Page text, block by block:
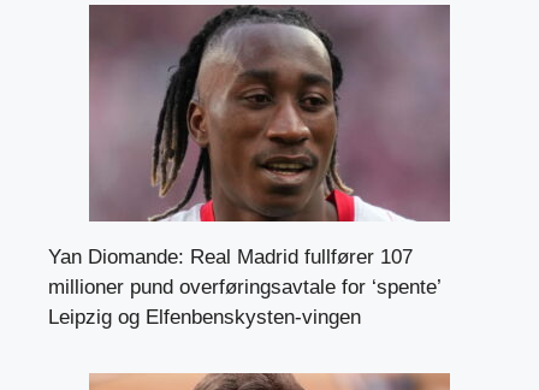
Yan Diomande: Real Madrid fullfører 107
millioner pund overføringsavtale for ‘spente’
Leipzig og Elfenbenskysten-vingen